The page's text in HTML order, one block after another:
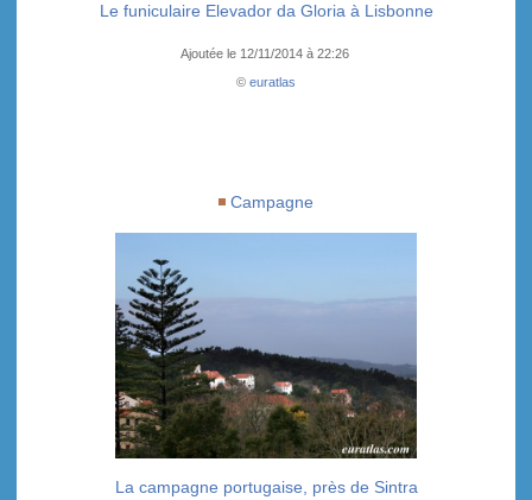
Le funiculaire Elevador da Gloria à Lisbonne
Ajoutée le 12/11/2014 à 22:26
© euratlas
Campagne
La campagne portugaise, près de Sintra